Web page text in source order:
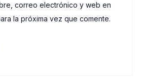
correo electrónico y web en
la próxima vez que comente.